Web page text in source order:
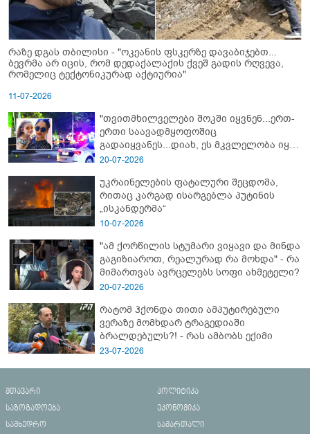
რაზე დგას თბილისი - "ოკეანის ფსკერზე დავაბიჯებთ...
ბევრმა არ იცის, რომ დედაქალაქის ქვეშ გადის რღვევა,
რომელიც ტექტონიკურად აქტიურია"
11-07-2026
"თვითმხილველები შოკში იყვნენ...ერთ-
ერთი საავადმყოფოშიც
გადაიყვანეს...დიახ, ეს მკვლელობა იყო"
- გორში დატრიალებული ტრაგედიის
20-07-2026
უკრაინელების ფატალური შეცდომა,
რითაც კარგად ისარგებლა პუტინის
„ისკანდერმა“
10-07-2026
"ამ ქორწილის სტუმარი ვიყავი და მინდა
გაგიზიაროთ, რეალურად რა მოხდა" - რა
მიმართვას ავრცელებს სოფი ახმეტელი?
20-07-2026
რატომ ჰქონდა თითი ამპუტირებული
ვერაზე მომხდარ ტრაგედიაში
ბრალდებულს?! - რას ამბობს ექიმი
23-07-2026
მთავარი
პოლიტიკა
საზოგადოება
ეკონომიკა
სამხედრო
სამართალი